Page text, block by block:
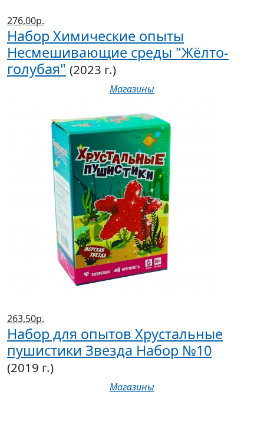
276,00р.
Набор Химические опыты
Несмешивающие среды "Жёлто-
голубая" (2023 г.)
Магазины
263,50р.
Набор для опытов Хрустальные
пушистики Звезда Набор №10
(2019 г.)
Магазины